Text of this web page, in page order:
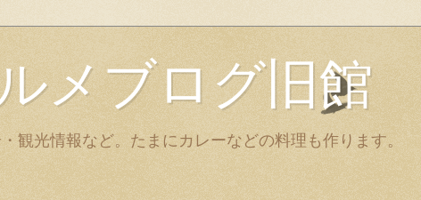
メブログ旧館
観光情報など。たまにカレーなどの料理も作ります。